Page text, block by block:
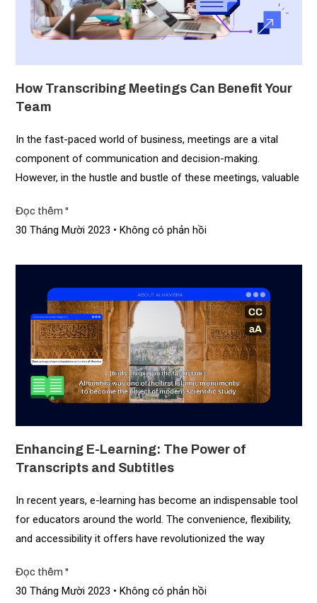
How Transcribing Meetings Can Benefit Your
Team
In the fast-paced world of business, meetings are a vital
component of communication and decision-making.
However, in the hustle and bustle of these meetings, valuable
Đọc thêm "
30 Tháng Mười 2023 Không có phản hồi
Enhancing E-Learning: The Power of
Transcripts and Subtitles
In recent years, e-learning has become an indispensable tool
for educators around the world. The convenience, flexibility,
and accessibility it offers have revolutionized the way
Đọc thêm "
30 Tháng Mười 2023
Không có phản hồi